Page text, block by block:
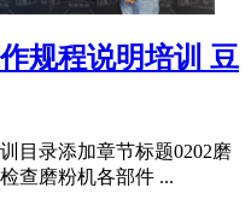
规程说明培训 豆
目录添加章节标题0202磨
查磨粉机各部件 ...